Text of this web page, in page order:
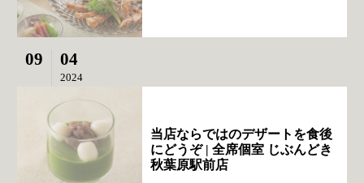
09 04
2024
当店ならではのデザートを食後
にどうぞ | 全席個室 じぶんどき
秋葉原駅前店